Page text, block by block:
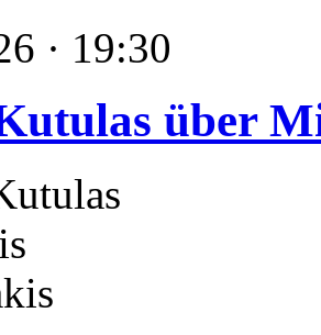
· 19:30
über